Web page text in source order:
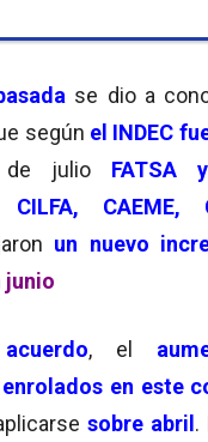
se dio a
según el INDEC
julio FATSA
CILFA, CAEME,
un nuevo
junio
, el
enrolados en este
sobre abril .